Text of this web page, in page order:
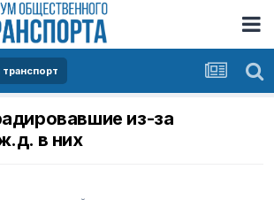
из-за
в них